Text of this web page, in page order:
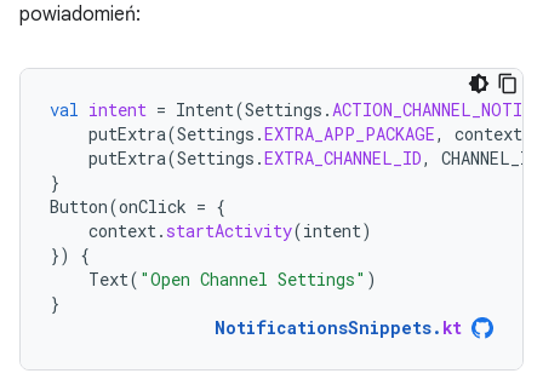
powiadomień:
val intent = Intent(Settings .
putExtra(Settings .EXTRA_APP_PACKAGE, context
putExtra(Settings .EXTRA_CHANNEL_ID, CHANNEL_ID
}
Button(onClick = {
context. startActivity(intent)
})
{
Text( "Open Channel Settings" )
}
NotificationsSnippets. kt